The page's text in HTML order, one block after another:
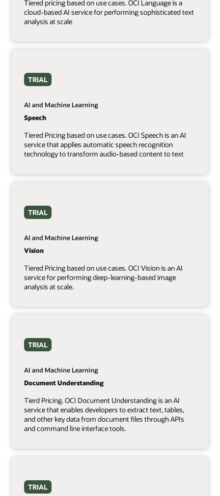
Tiered pricing based on use cases. OCI Language is a
cloud-based AI service for performing sophisticated text
analysis at scale
TRIAL
AI and Machine Learning
Speech
Tiered Pricing based on use cases. OCI Speech is an AI
service that applies automatic speech recognition
technology to transform audio-based content to text
TRIAL
AI and Machine Learning
Vision
Tiered Pricing based on use cases. OCI Vision is an AI
service for performing deep-learning-based image
analysis at scale.
TRIAL
AI and Machine Learning
Document Understanding
Tierd Pricing. OCI Document Understanding is an AI
service that enables developers to extract text, tables,
and other key data from document files through APIs
and command line interface tools.
TRIAL